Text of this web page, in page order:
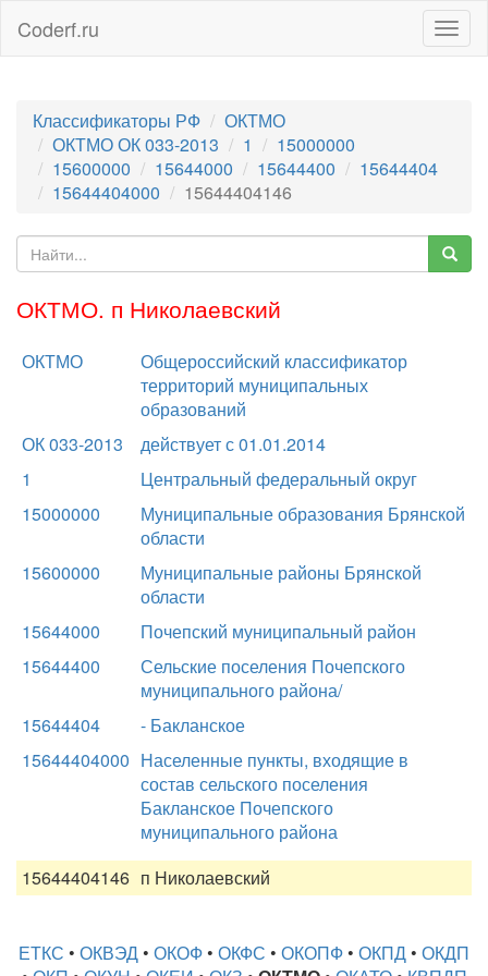
Coderf.ru
Классификаторы РФ
ОКТМО
ОКТМО ОК 033-2013
1
15000000
15600000
15644000 15644400
15644404
15644404000
15644404146
ОКТМО. п Николаевский
ОКТМО
Общероссийский классификатор
территорий муниципальных
образований
ОК 033-2013
действует с 01.01.2014
1
Центральный федеральный округ
15000000
Муниципальные образования Брянской
области
15600000
Муниципальные районы Брянской
области
15644000
Почепский муниципальный район
15644400
Сельские поселения Почепского
муниципального района/
15644404
- Бакланское
15644404000 Населенные пункты, входящие в
состав сельского поселения
Бакланское Почепского
муниципального района
15644404146 п Николаевский
ЕТКС • ОКВЭД • ОКОФ • ОКФС • ОКОПФ • ОКПД • ОКДП